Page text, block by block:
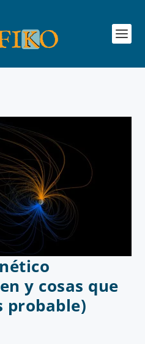
y cosas que
probable)